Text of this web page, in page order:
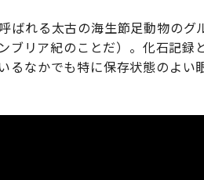
ばれる太古の海生節足動物のグ
ブリア紀のことだ）。化石記録
るなかでも特に保存状態のよい